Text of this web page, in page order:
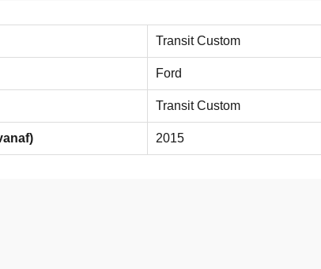
Transit Custom
Ford
Transit Custom
2015